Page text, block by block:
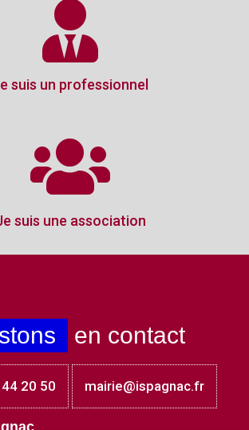
suis un professionnel
suis une association
en contact
20 50 mairie@ispagnac.fr